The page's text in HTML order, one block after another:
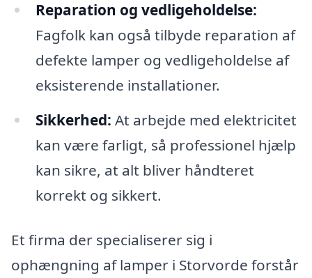
Reparation og vedligeholdelse:
Fagfolk kan også tilbyde reparation af
defekte lamper og vedligeholdelse af
eksisterende installationer.
Sikkerhed: At arbejde med elektricitet
kan være farligt, så professionel hjælp
kan sikre, at alt bliver håndteret
korrekt og sikkert.
Et firma der specialiserer sig i
ophængning af lamper i Storvorde forstår